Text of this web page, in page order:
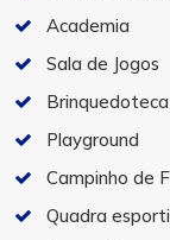
Academia
Sala de Jogos
Brinquedoteca
Playground
Campinho de
Quadra